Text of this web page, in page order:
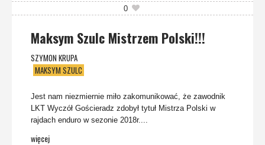
0
Maksym Szulc Mistrzem Polski!!!
SZYMON KRUPA
MAKSYM SZULC
Jest nam niezmiernie miło zakomunikować, że zawodnik
LKT Wyczół Gościeradz zdobył tytuł Mistrza Polski w
rajdach enduro w sezonie 2018r....
więcej